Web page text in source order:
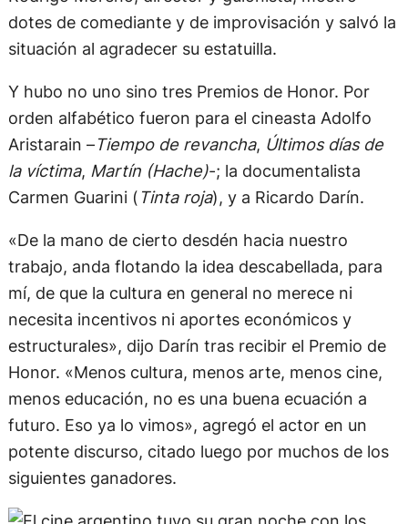
dotes de comediante y de improvisación y salvó la
situación al agradecer su estatuilla.
Y hubo no uno sino tres Premios de Honor. Por
orden alfabético fueron para el cineasta Adolfo
Aristarain –Tiempo de revancha, Últimos días de
la víctima, Martín (Hache)-; la documentalista
Carmen Guarini ( Tinta roja), y a Ricardo Darín.
«De la mano de cierto desdén hacia nuestro
trabajo, anda flotando la idea descabellada, para
mí, de que la cultura en general no merece ni
necesita incentivos ni aportes económicos y
estructurales», dijo Darín tras recibir el Premio de
Honor. «Menos cultura, menos arte, menos cine,
menos educación, no es una buena ecuación a
futuro. Eso ya lo vimos», agregó el actor en un
potente discurso, citado luego por muchos de los
siguientes ganadores.